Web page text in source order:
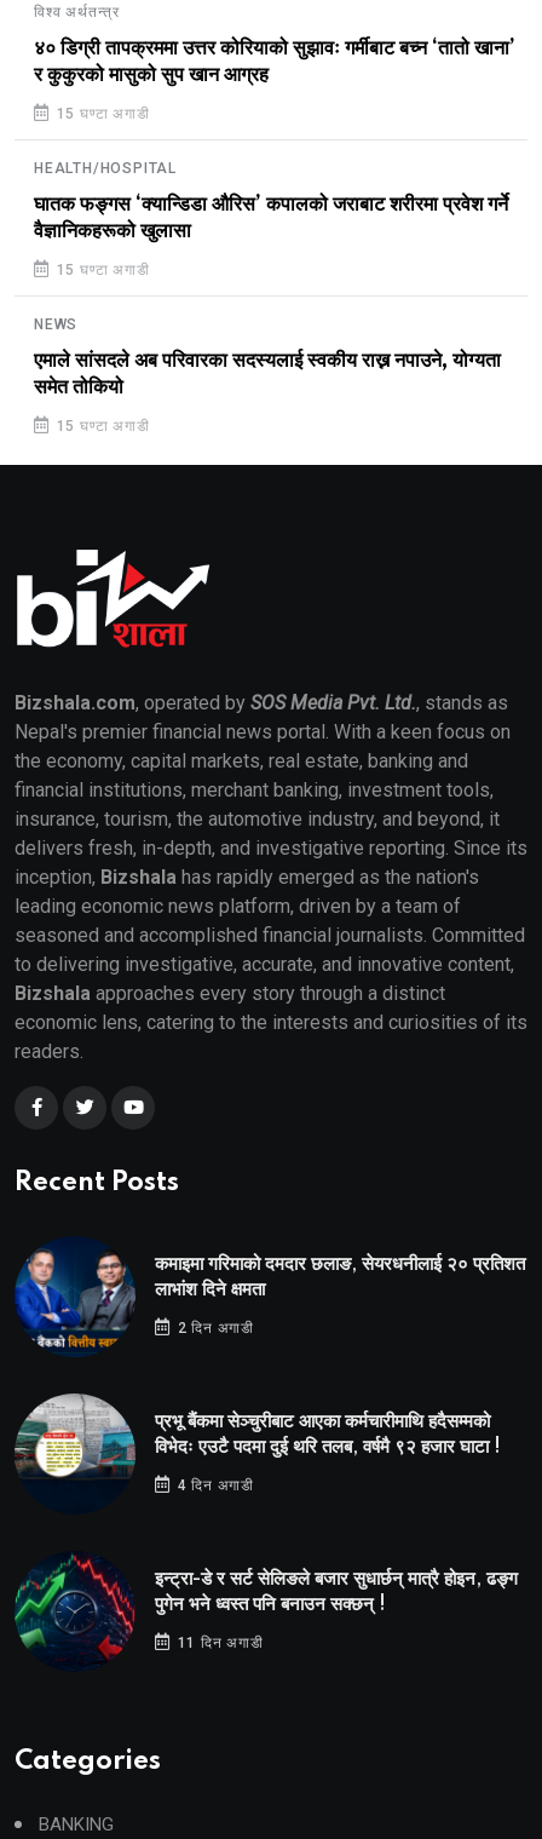
विश्व अर्थतन्त्र
४० डिग्री तापक्रममा उत्तर कोरियाको सुझावः गर्मीबाट बच्न ‘तातो खाना’
र कुकुरको मासुको सुप खान आग्रह
15 घण्टा अगाडी
HEALTH/HOSPITAL
घातक फङ्गस ‘क्यान्डिडा औरिस’ कपालको जराबाट शरीरमा प्रवेश गर्ने
वैज्ञानिकहरूको खुलासा
15 घण्टा अगाडी
NEWS
एमाले सांसदले अब परिवारका सदस्यलाई स्वकीय राख्न नपाउने, योग्यता
समेत तोकियो
15 घण्टा अगाडी
Bizshala.com, operated by SOS Media Pvt. Ltd., stands as
Nepal's premier financial news portal. With a keen focus on
the economy, capital markets, real estate, banking and
financial institutions, merchant banking, investment tools,
insurance, tourism, the automotive industry, and beyond, it
delivers fresh, in-depth, and investigative reporting. Since its
inception, Bizshala has rapidly emerged as the nation's
leading economic news platform, driven by a team of
seasoned and accomplished financial journalists. Committed
to delivering investigative, accurate, and innovative content,
Bizshala approaches every story through a distinct
economic lens, catering to the interests and curiosities of its
readers.
Recent Posts
कमाइमा गरिमाको दमदार छलाङ, सेयरधनीलाई २० प्रतिशत
लाभांश दिने क्षमता
2 दिन अगाडी
प्रभू बैंकमा सेञ्चुरीबाट आएका कर्मचारीमाथि हदैसम्मको
विभेदः एउटै पदमा दुई थरि तलब, वर्षमै ९२ हजार घाटा !
4 दिन अगाडी
इन्ट्रा-डे र सर्ट सेलिङले बजार सुधार्छन् मात्रै होइन, ढङ्ग
पुगेन भने ध्वस्त पनि बनाउन सक्छन् !
11 दिन अगाडी
Categories
BANKING